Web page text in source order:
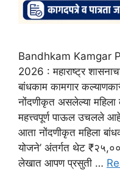
Bandhkam Kamgar
2026 : महाराष्ट्र
बांधकाम कामगार
नोंदणीकृत असलेल्या महिला
महत्त्वपूर्ण पाऊल उचलले
आता नोंदणीकृत महिला
योजने’ अंतर्गत थेट
लेखात आपण प्रसुती …